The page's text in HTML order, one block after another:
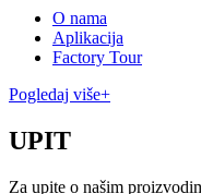
O nama
Aplikacija
Factory Tour
Pogledaj više+
UPIT
Za upite o našim